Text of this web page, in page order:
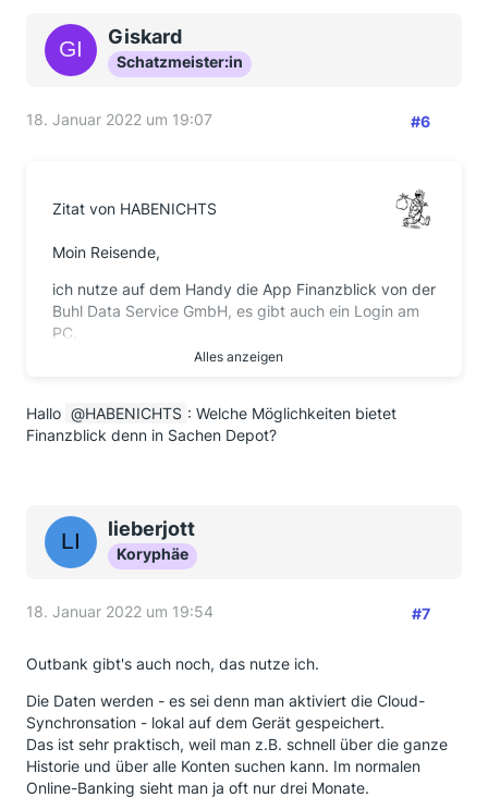
Giskard
Schatzmeister:in
18. Januar 2022 um 19:07 #6
Zitat von HABENICHTS
Moin Reisende,
ich nutze auf dem Handy die App Finanzblick von der
Buhl Data Service GmbH, es gibt auch ein Login am
PC.
Hier lasse ich mir aktuell mehrere Girokonten, mein
Mein Bargeld (nicht das in der Hosentasche sondern
den Notgroschen unterm Kopfkissen) trage ich
mich auf Grud eines Tests in der Zeitschrift c`t
entschlossen.
Viele Grüße
Habenichts
Daueraufträgen, Rechnungen abfotografieren,
ausgaben kategorisieren usw. geht damit auch.
Alles anzeigen
Hallo HABENICHTS : Welche Möglichkeiten bietet
Finanzblick denn in Sachen Depot?
lieberjott
Koryphäe
18. Januar 2022 um 19:54 #7
Outbank gibt's auch noch, das nutze ich.
Die Daten werden - es sei denn man aktiviert die Cloud-
Synchronsation - lokal auf dem Gerät gespeichert.
Das ist sehr praktisch, weil man z.B. schnell über die ganze
Historie und über alle Konten suchen kann. Im normalen
Online-Banking sieht man ja oft nur drei Monate.